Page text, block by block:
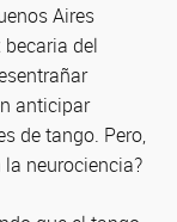
Aires
becaria del
anticipar
de tango. Pero,
neurociencia?